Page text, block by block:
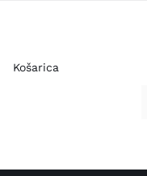
Košarica